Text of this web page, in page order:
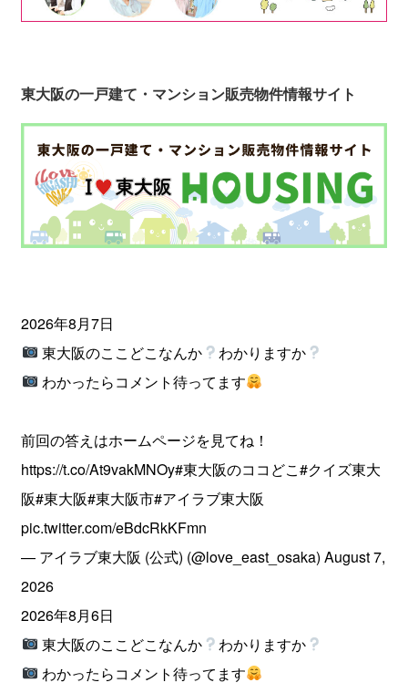
東大阪の一戸建て・マンション販売物件情報サイト
2026年8月7日
東大阪のここどこなんか
わかりますか
わかったらコメント待ってます
前回の答えはホームページを見てね！
https://t.co/At9vakMNOy#東大阪のココどこ#クイズ東大
阪#東大阪#東大阪市#アイラブ東大阪
pic.twitter.com/eBdcRkKFmn
— アイラブ東大阪 (公式) (@love_east_osaka)August 7,
2026
2026年8月6日
東大阪のここどこなんか
わかりますか
わかったらコメント待ってます